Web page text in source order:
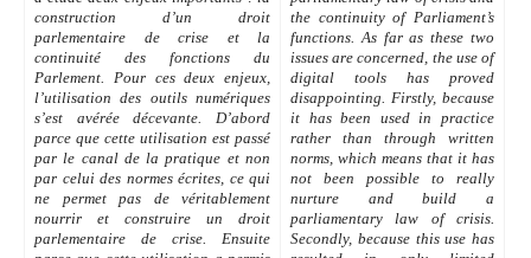
construction d’un droit
parlementaire de crise et la
continuité des fonctions du
Parlement. Pour ces deux enjeux,
l’utilisation des outils numériques
s’est avérée décevante. D’abord
parce que cette utilisation est passé
par le canal de la pratique et non
par celui des normes écrites, ce qui
ne permet pas de véritablement
nourrir et construire un droit
parlementaire de crise. Ensuite
the continuity of Parliament’s
functions. As far as these two
issues are concerned, the use of
digital tools has proved
disappointing. Firstly, because
it has been used in practice
rather than through written
norms, which means that it has
not been possible to really
nurture and build a
parliamentary law of crisis.
Secondly, because this use has